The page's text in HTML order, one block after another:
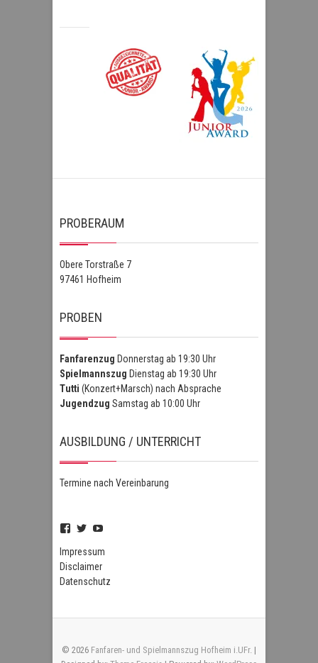
PROBERAUM
Obere Torstraße 7
97461 Hofheim
PROBEN
Fanfarenzug Donnerstag ab 19:30 Uhr
Spielmannszug Dienstag ab 19:30 Uhr
Tutti (Konzert+Marsch) nach Absprache
Jugendzug Samstag ab 10:00 Uhr
AUSBILDUNG / UNTERRICHT
Termine nach Vereinbarung
Profil
FSZHofheim
auf
Facebook
anzeigen
Profil
FSZHOH
Twitter
anzeigen
UCIPUnOSBlWxEpiBka0jOAfw
anzeigen
Impressum
Disclaimer
Datenschutz
© 2026 Fanfaren- und Spielmannszug Hofheim i.UFr. |